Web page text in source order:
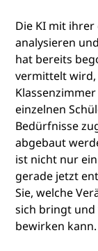
Die KI mit
analysieren
hat bereits
vermittelt wird,
einzelnen
Bedürfnisse
abgebaut
ist nicht nur
gerade jetzt
Sie, welche
sich bringt und
bewirken kann.